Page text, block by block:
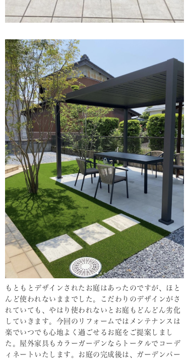
もともとデザインされたお庭はあったのですが、ほと
んど使われないままでした。こだわりのデザインがさ
れていても、やはり使われないとお庭もどんどん劣化
していきます。今回のリフォームではメンテナンスは
楽でいつでも心地よく過ごせるお庭をご提案しまし
た。屋外家具もカラーガーデンならトータルでコーデ
ィネートいたします。お庭の完成後は、ガーデンパー